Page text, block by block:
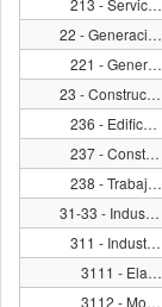
213 - Servicios relacionados con la minería
22 - Generación, transmisión, distribución y comercialización de energía eléctrica, suministro de agua y de gas natural por ductos al consumidor final
221 - Generación, transmisión, distribución y comercialización de energía eléctrica, suministro de agua y de gas natural por ductos al consumidor final
23 - Construcción
236 - Edificación
237 - Construcción de obras de ingeniería civil
238 - Trabajos especializados para la construcción
31-33 - Industrias manufactureras
311 - Industria alimentaria
3111 - Elaboración de alimentos para animales
3112 - Molienda de granos y de semillas y obtención de aceites y grasas